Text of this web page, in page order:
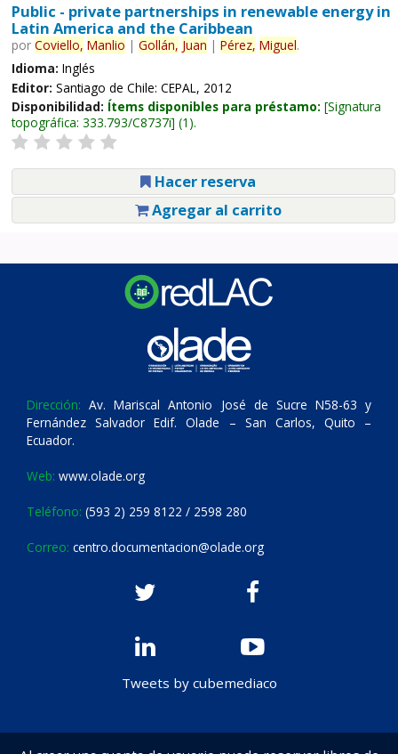
Public - private partnerships in renewable energy in
Latin America and the Caribbean
por Coviello, Manlio | Gollán, Juan | Pérez, Miguel.
Idioma: Inglés
Editor: Santiago de Chile: CEPAL, 2012
Disponibilidad: Ítems disponibles para préstamo: Signatura
topográfica: 333.793/C8737i (1).
Hacer reserva
Agregar al carrito
Dirección: Av. Mariscal Antonio José de Sucre N58-63 y
Fernández Salvador Edif. Olade – San Carlos, Quito –
Ecuador.
Web: www.olade.org
Teléfono: (593 2) 259 8122 / 2598 280
Correo: centro.documentacion@olade.org
Tweets by cubemediaco